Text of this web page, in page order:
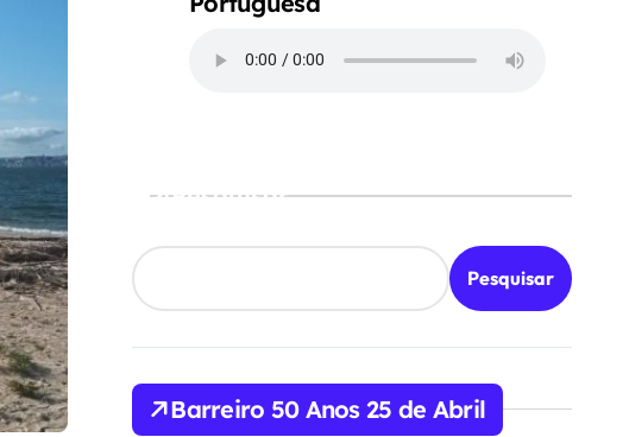
Pesquisar
Pesquisar
Barreiro 50 Anos 25 de Abril